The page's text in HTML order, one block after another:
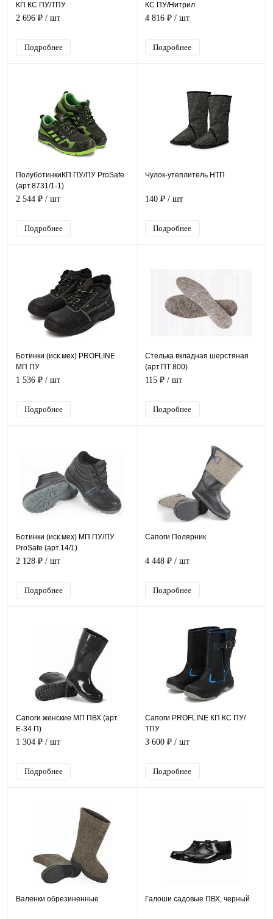
КП КС ПУ/ТПУ
2 696 ₽ / шт
Подробнее
КС ПУ/Нитрил
4 816 ₽ / шт
Подробнее
ПолуботинкиКП ПУ/ПУ ProSafe
(арт.8731/1-1)
2 544 ₽ / шт
Подробнее
Чулок-утеплитель НТП
140 ₽ / шт
Подробнее
Ботинки (иск.мех) PROFLINE
МП ПУ
1 536 ₽ / шт
Подробнее
Стелька вкладная шерстяная
(арт.ПТ 800)
115 ₽ / шт
Подробнее
Ботинки (иск.мех) МП ПУ/ПУ
ProSafe (арт.14/1)
2 128 ₽ / шт
Подробнее
Сапоги Полярник
4 448 ₽ / шт
Подробнее
Сапоги женские МП ПВХ (арт.
Е-34 П)
1 304 ₽ / шт
Подробнее
Сапоги PROFLINE КП КС ПУ/
ТПУ
3 600 ₽ / шт
Подробнее
Валенки обрезиненные Галоши садовые ПВХ, черный